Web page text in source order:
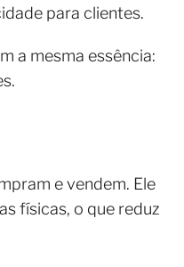
para clientes.
a mesma essência:
e vendem. Ele
físicas, o que reduz